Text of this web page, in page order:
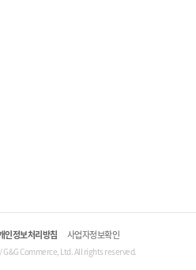
인정보처리방침 사업자정보확인
Commerce, Ltd. All rights reserved.